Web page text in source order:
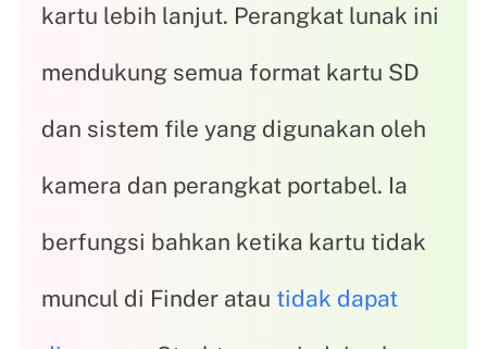
kartu lebih lanjut. Perangkat lunak ini
mendukung semua format kartu SD
dan sistem file yang digunakan oleh
kamera dan perangkat portabel. Ia
berfungsi bahkan ketika kartu tidak
muncul di Finder atau tidak dapat